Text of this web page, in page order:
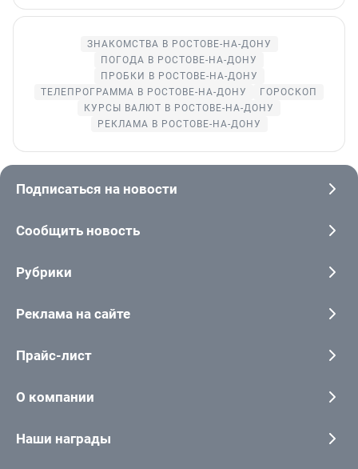
ЗНАКОМСТВА В РОСТОВЕ-НА-ДОНУ
ПОГОДА В РОСТОВЕ-НА-ДОНУ
ПРОБКИ В РОСТОВЕ-НА-ДОНУ
ТЕЛЕПРОГРАММА В РОСТОВЕ-НА-ДОНУ
ГОРОСКОП
КУРСЫ ВАЛЮТ В РОСТОВЕ-НА-ДОНУ
РЕКЛАМА В РОСТОВЕ-НА-ДОНУ
Подписаться на новости
Сообщить новость
Рубрики
Реклама на сайте
Прайс-лист
О компании
Наши награды